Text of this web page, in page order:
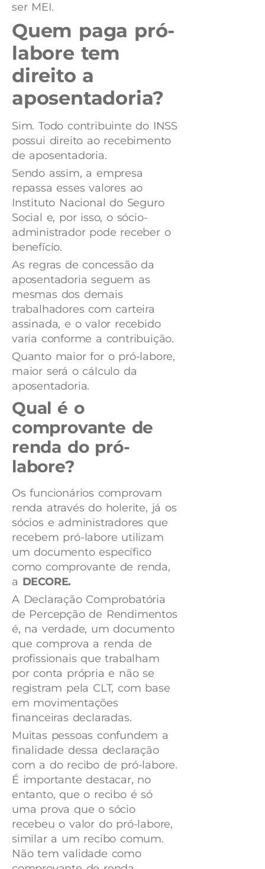
ser MEI.
Quem paga pró-
labore tem
direito a
aposentadoria?
Sim. Todo contribuinte do INSS
possui direito ao recebimento
de aposentadoria.
Sendo assim, a empresa
repassa esses valores ao
Instituto Nacional do Seguro
Social e, por isso, o sócio-
administrador pode receber o
benefício.
As regras de concessão da
aposentadoria seguem as
mesmas dos demais
trabalhadores com carteira
assinada, e o valor recebido
varia conforme a contribuição.
Quanto maior for o pró-labore,
maior será o cálculo da
aposentadoria.
Qual é o
comprovante de
renda do pró-
labore?
Os funcionários comprovam
renda através do holerite, já os
sócios e administradores que
recebem pró-labore utilizam
um documento específico
como comprovante de renda,
a DECORE.
A Declaração Comprobatória
de Percepção de Rendimentos
é, na verdade, um documento
que comprova a renda de
profissionais que trabalham
por conta própria e não se
registram pela CLT, com base
em movimentações
financeiras declaradas.
Muitas pessoas confundem a
finalidade dessa declaração
com a do recibo de pró-labore.
É importante destacar, no
entanto, que o recibo é só
uma prova que o sócio
recebeu o valor do pró-labore,
similar a um recibo comum.
Não tem validade como